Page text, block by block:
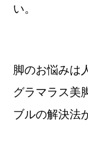
い。
脚のお悩みは
グラマラス美
ブルの解決法